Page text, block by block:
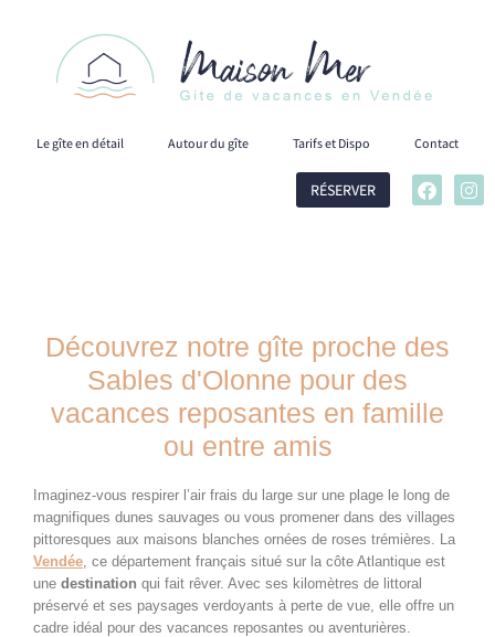
Le gîte en détail Autour du gîte Tarifs et Dispo Contact
RÉSERVER
Découvrez notre gîte proche des
Sables d'Olonne pour des
vacances reposantes en famille
ou entre amis
Imaginez-vous respirer l’air frais du large sur une plage le long de
magnifiques dunes sauvages ou vous promener dans des villages
pittoresques aux maisons blanches ornées de roses trémières. La
Vendée , ce département français situé sur la côte Atlantique est
une destination qui fait rêver. Avec ses kilomètres de littoral
préservé et ses paysages verdoyants à perte de vue, elle offre un
cadre idéal pour des vacances reposantes ou aventurières.